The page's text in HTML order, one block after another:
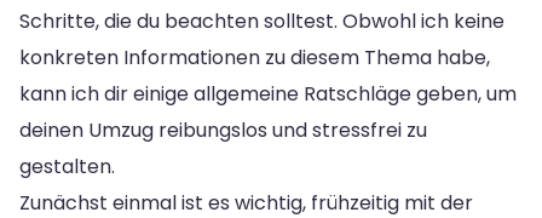
Schritte, die du beachten solltest. Obwohl ich keine
konkreten Informationen zu diesem Thema habe,
kann ich dir einige allgemeine Ratschläge geben, um
deinen Umzug reibungslos und stressfrei zu
gestalten.
Zunächst einmal ist es wichtig, frühzeitig mit der